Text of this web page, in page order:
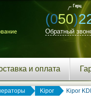
(050)
Обратный
и оплата
Kipor Kipor